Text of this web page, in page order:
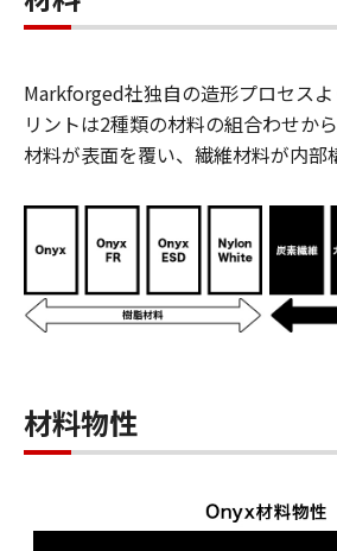
Markforged社独自の造形プロセス
リントは2種類の材料の組合わせか
材料が表面を覆い、繊維材料が内部
材料物性